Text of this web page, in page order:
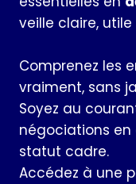
veille claire,
Comprenez les
vraiment, sans
Soyez au
négociations en
statut cadre.
Accédez à une